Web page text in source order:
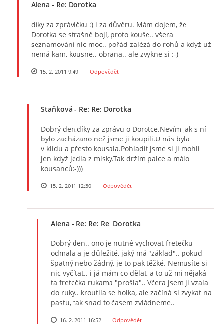
Alena - Re: Dorotka
díky za zprávičku :) i za důvěru. Mám dojem, že
Dorotka se strašně bojí, proto kouše.. všera
seznamování nic moc.. pořád zalézá do rohů a když už
nemá kam, kousne.. obrana.. ale zvykne si :-)
15. 2. 2011 9:49 Odpovědět
Staňková - Re: Re: Dorotka
Dobrý den,díky za zprávu o Dorotce.Nevím jak s ní
bylo zacházano než jsme ji koupili.U nás byla
v klidu a přesto kousala.Pohladit jsme si ji mohli
jen když jedla z misky.Tak držím palce a málo
kousanců:-)))
15. 2. 2011 12:30 Odpovědět
Alena - Re: Re: Re: Dorotka
Dobrý den.. ono je nutné vychovat fretečku
odmala a je důležité, jaký má "základ".. pokud
špatný nebo žádný, je to pak těžké. Nemusíte si
nic vyčítat.. i já mám co dělat, a to už mi nějaká
ta fretečka rukama "prošla".. Včera jsem ji vzala
do ruky.. kroutila se holka, ale začíná si zvykat na
pastu, tak snad to časem zvládneme..
16. 2. 2011 16:52 Odpovědět